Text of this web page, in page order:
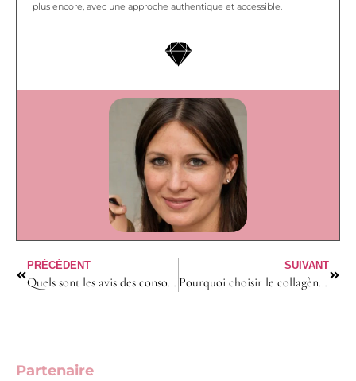
plus encore, avec une approche authentique et accessible.
PRÉCÉDENT
Quels sont les avis des consommatrices sur les produits de beauté Ringana ?
SUIVANT
Pourquoi choisir le collagène Peptan pour vos articulations ?
Partenaire